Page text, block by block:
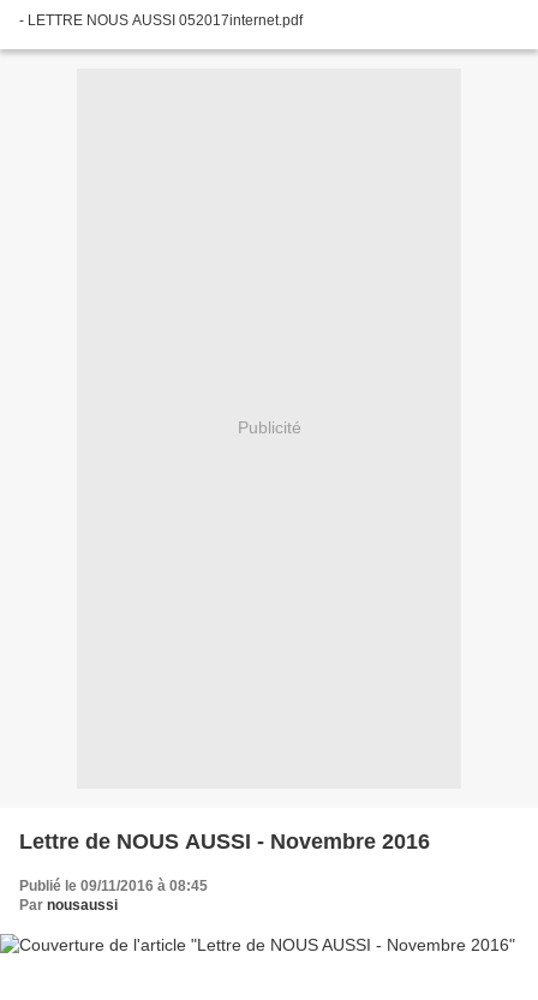
- LETTRE NOUS AUSSI 052017internet.pdf
Publicité
Lettre de NOUS AUSSI - Novembre 2016
Publié le 09/11/2016 à 08:45
Par nousaussi